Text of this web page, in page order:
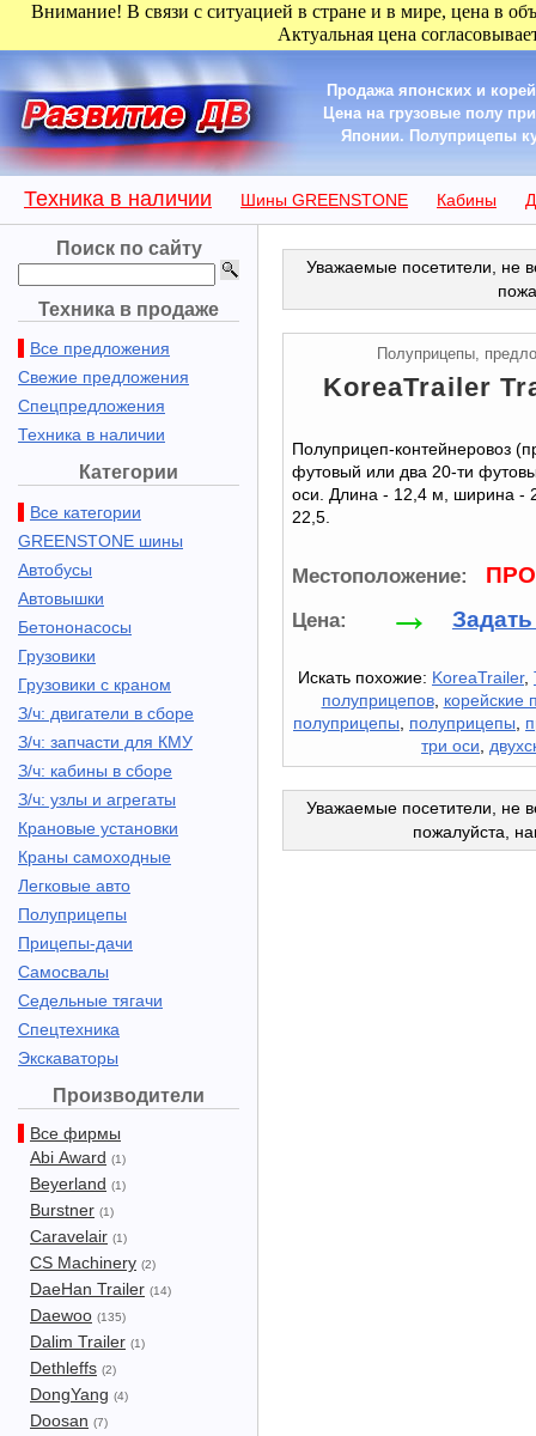
Внимание! В связи с ситуацией в стране и в мире, цена в
Актуальная цена
Продажа японских и
Цена на грузовые полу
Японии. Полуприцепы
Техника в наличии Шины GREENSTONE Кабины
Поиск по сайту
Техника в продаже
Все предложения
Свежие предложения
Спецпредложения
Техника в наличии
Категории
Все категории
GREENSTONE шины
Автобусы
Автовышки
Бетононасосы
Грузовики
Грузовики с краном
З/ч: двигатели в сборе
З/ч: запчасти для КМУ
З/ч: кабины в сборе
З/ч: узлы и агрегаты
Крановые установки
Краны самоходные
Легковые авто
Полуприцепы
Прицепы-дачи
Самосвалы
Седельные тягачи
Спецтехника
Экскаваторы
Производители
Все фирмы
Abi Award (1)
Beyerland (1)
Burstner (1)
Caravelair (1)
CS Machinery (2)
DaeHan Trailer (14)
Daewoo (135)
Dalim Trailer (1)
Dethleffs (2)
DongYang (4)
Doosan (7)
Уважаемые посетители, не
Полуприцепы,
KoreaTrailer
Полуприцеп-контейнеровоз
футовый или два 20-ти
оси. Длина - 12,4 м, ширина -
22,5.
Местоположение:
Цена: →
Искать похожие: KoreaTrailer,
полуприцепов, корейские
полуприцепы, полуприцепы,
три оси,
Уважаемые посетители, не
пожалуйста,